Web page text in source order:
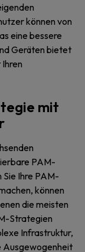
können von
eine bessere
Geräten bietet
mit
PAM-
Ihre PAM-
können
die meisten
Strategien
Infrastruktur,
Ausgewogenheit